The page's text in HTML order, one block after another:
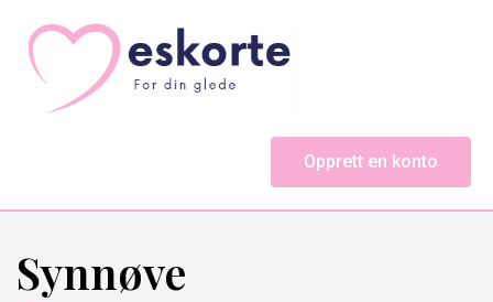
Opprett en konto
Synnøve